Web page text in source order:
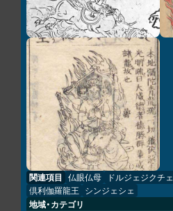
関連項目 仏眼仏母 ドルジェジクチェ
倶利伽羅龍王 シンジェシェ
地域・カテゴリ